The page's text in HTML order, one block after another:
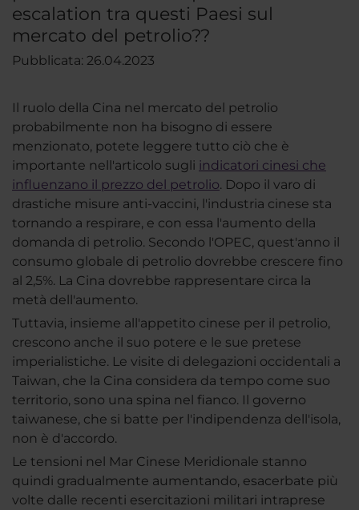
escalation tra questi Paesi sul
mercato del petrolio??
Pubblicata: 26.04.2023
Il ruolo della Cina nel mercato del petrolio
probabilmente non ha bisogno di essere
menzionato, potete leggere tutto ciò che è
importante nell'articolo sugli indicatori cinesi che
influenzano il prezzo del petrolio. Dopo il varo di
drastiche misure anti-vaccini, l'industria cinese sta
tornando a respirare, e con essa l'aumento della
domanda di petrolio. Secondo l'OPEC, quest'anno il
consumo globale di petrolio dovrebbe crescere fino
al 2,5%. La Cina dovrebbe rappresentare circa la
metà dell'aumento.
Tuttavia, insieme all'appetito cinese per il petrolio,
crescono anche il suo potere e le sue pretese
imperialistiche. Le visite di delegazioni occidentali a
Taiwan, che la Cina considera da tempo come suo
territorio, sono una spina nel fianco. Il governo
taiwanese, che si batte per l'indipendenza dell'isola,
non è d'accordo.
Le tensioni nel Mar Cinese Meridionale stanno
quindi gradualmente aumentando, esacerbate più
volte dalle recenti esercitazioni militari intraprese